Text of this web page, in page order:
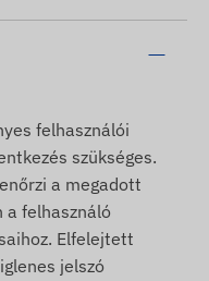
felhasználói
szükséges.
a megadott
felhasználó
Elfelejtett
jelszó